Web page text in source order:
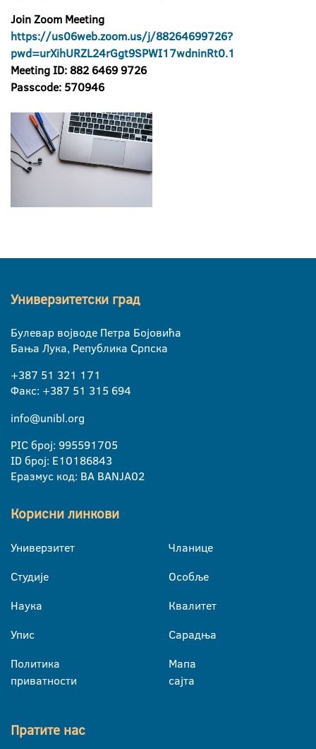
Join Zoom Meeting
https://us06web.zoom.us/j/88264699726?
pwd=urXihURZL24rGgt9SPWI17wdninRt0.1
Meeting ID: 882 6469 9726
Passcode: 570946
Универзитетски град
Булевар војводе Петра Бојовића
Бања Лука, Република Српска
+387 51 321 171
Факс: +387 51 315 694
info@unibl.org
PIC број: 995591705
ID број: E10186843
Еразмус код: BA BANJA02
Корисни линкови
Универзитет
Студије
Наука
Упис
Политика
приватности
Чланице
Особље
Квалитет
Сарадња
Мапа
сајта
Пратите нас